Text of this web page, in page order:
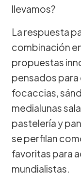
llevamos?
La respuesta
combinación
propuestas
pensados para
focaccias,
medialunas
pastelería y
se perfilan
favoritas para
mundialistas.